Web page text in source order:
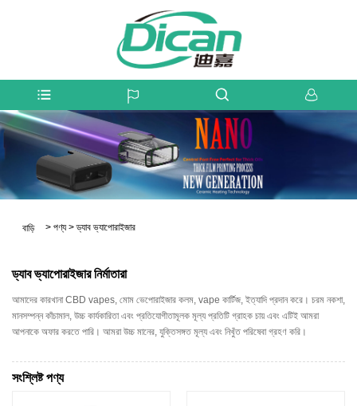
বাড়ি > পণ্য > ড্যাব ভ্যাপোরাইজার
ড্যাব ভ্যাপোরাইজার নির্মাতারা
আমাদের কারখানা CBD vapes, মোম ভেপোরাইজার কলম, vape কার্টিজ, ইত্যাদি প্রদান করে। চরম নকশা,
মানসম্পন্ন কাঁচামাল, উচ্চ কার্যকারিতা এবং প্রতিযোগীতামূলক মূল্য প্রতিটি গ্রাহক চায় এবং এটিই আমরা
আপনাকে অফার করতে পারি। আমরা উচ্চ মানের, যুক্তিসঙ্গত মূল্য এবং নিখুঁত পরিষেবা গ্রহণ করি।
সংশ্লিষ্ট পণ্য